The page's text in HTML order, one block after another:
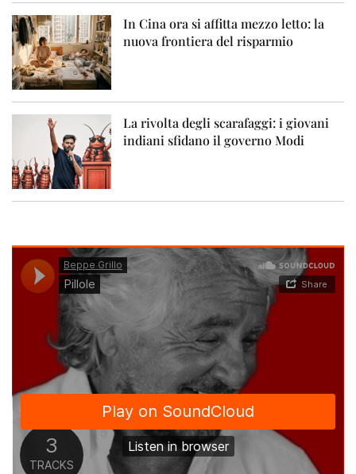
In Cina ora si affitta mezzo letto: la
nuova frontiera del risparmio
La rivolta degli scarafaggi: i giovani
indiani sfidano il governo Modi